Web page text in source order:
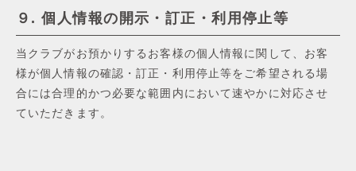
９. 個⼈情報の開⽰・訂正・利⽤停⽌等
当クラブがお預かりするお客様の個⼈情報に関して、お客
様が個⼈情報の確認・訂正・利⽤停⽌等をご希望される場
合には合理的かつ必要な範囲内において速やかに対応させ
ていただきます。